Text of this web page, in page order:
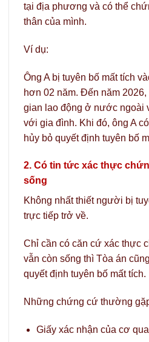
tại địa phương và có thể
thân của mình.
Ví dụ:
Ông A bị tuyên bố mất tích
hơn 02 năm. Đến năm
gian lao động ở nước ngoài
với gia đình. Khi đó, ông A
hủy bỏ quyết định tuyên bố
2. Có tin tức xác thực
sống
Không nhất thiết người bị
trực tiếp trở về.
Chỉ cần có căn cứ xác thực
vẫn còn sống thì Tòa án
quyết định tuyên bố mất tích.
Những chứng cứ thường
Giấy xác nhận của cơ